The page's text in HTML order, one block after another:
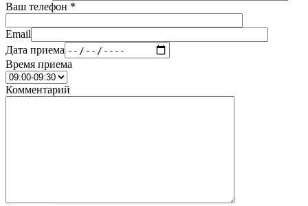
Ваш телефон *
Email
Дата приема
Время приема
Комментарий